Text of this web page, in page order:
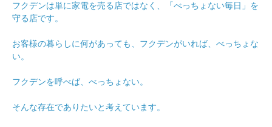
フクデンは単に家電を売る店ではなく、「べっちょない毎日」を
守る店です。
お客様の暮らしに何があっても、フクデンがいれば、べっちょな
い。
フクデンを呼べば、べっちょない。
そんな存在でありたいと考えています。